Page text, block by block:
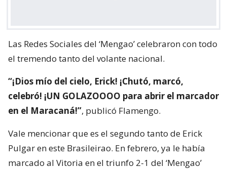
Las Redes Sociales del ‘Mengao’ celebraron con todo
el tremendo tanto del volante nacional.
“¡Dios mío del cielo, Erick! ¡Chutó, marcó,
celebró! ¡UN GOLAZOOOO para abrir el marcador
en el Maracaná!”, publicó Flamengo.
Vale mencionar que es el segundo tanto de Erick
Pulgar en este Brasileirao. En febrero, ya le había
marcado al Vitoria en el triunfo 2-1 del ‘Mengao’